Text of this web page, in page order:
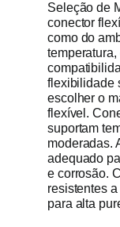
Seleção de
conector
como do
flexibilidade
escolher o
flexível.
suportam
moderadas.
adequado
e corrosão.
resistentes
para alta